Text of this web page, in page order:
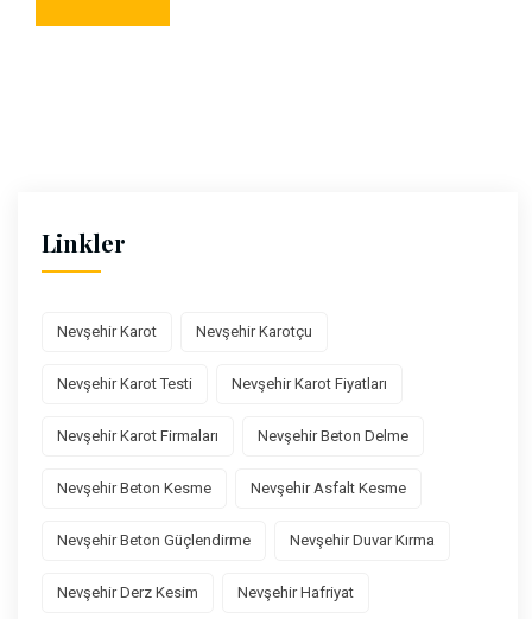
Linkler
Nevşehir Karot Nevşehir Karotçu
Nevşehir Karot Testi Nevşehir Karot Fiyatları
Nevşehir Karot Firmaları Nevşehir Beton Delme
Nevşehir Beton Kesme Nevşehir Asfalt Kesme
Nevşehir Beton Güçlendirme Nevşehir Duvar Kırma
Nevşehir Derz Kesim Nevşehir Hafriyat